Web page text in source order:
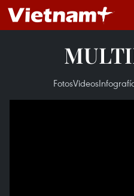
FotosVideos